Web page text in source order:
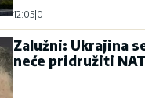
12:05|0
Zalužni: Ukrajina
neće pridružiti